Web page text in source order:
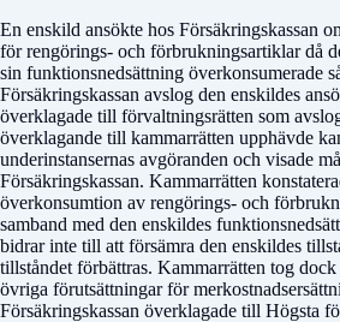
En enskild ansökte hos Försäkringskassan
för rengörings- och förbrukningsartiklar då
sin funktionsnedsättning överkonsumerade
Försäkringskassan avslog den enskildes
överklagade till förvaltningsrätten som
överklagande till kammarrätten upphävde
underinstansernas avgöranden och visade
Försäkringskassan. Kammarrätten
överkonsumtion av rengörings- och
samband med den enskildes
bidrar inte till att försämra den enskildes
tillståndet förbättras. Kammarrätten tog
övriga förutsättningar för
Försäkringskassan överklagade till Högsta